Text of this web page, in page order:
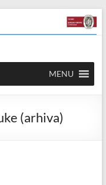
MENU
(arhiva)